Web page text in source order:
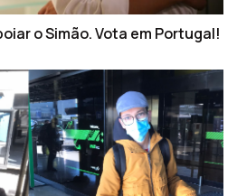
o Simão. Vota em Portugal!